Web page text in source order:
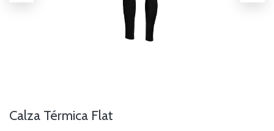
Calza Térmica Flat